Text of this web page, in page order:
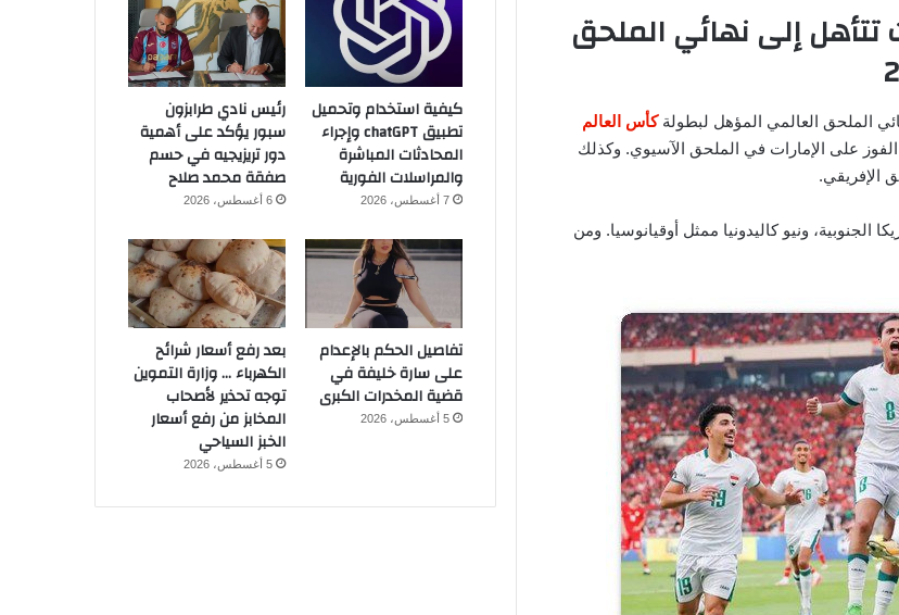
إلى نهائي الملحق
الملحق العالمي المؤهل لبطولةكأس العالم
الفوز على الإمارات في الملحق الآسيوي. وكذلك
الإفريقي.
الجنوبية، ونيو كاليدونيا ممثل أوقيانوسيا. ومن
كيفية استخدام وتحميل
تطبيق chatGPT وإجراء
المحادثات المباشرة
والمراسلات الفورية
7 أغسطس، 2026
رئيس نادي طرابزون
سبور يؤكد على أهمية
دور تريزيجيه في حسم
صفقة محمد صلاح
6 أغسطس، 2026
تفاصيل الحكم بالإعدام
على سارة خليفة في
قضية المخدرات الكبرى
5 أغسطس، 2026
بعد رفع أسعار شرائح
الكهرباء … وزارة التموين
توجه تحذير لأصحاب
المخابز من رفع أسعار
الخبز السياحي
5 أغسطس، 2026